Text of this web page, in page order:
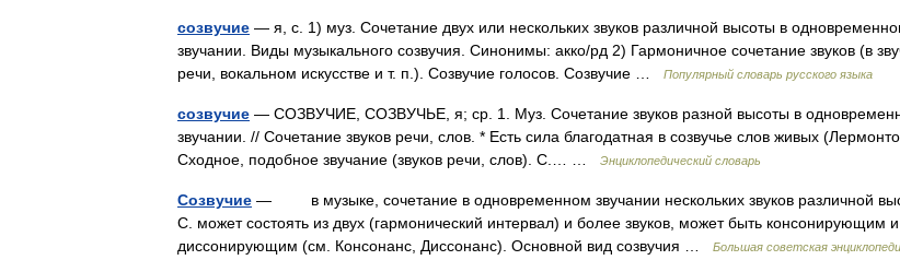
созвучие — я, с. 1) муз. Сочетание двух или нескольких звуков различной высоты в
звучании. Виды музыкального созвучия. Синонимы: акко/рд 2) Гармоничное сочетание звуков (в
речи, вокальном искусстве и т. п.). Созвучие голосов. Созвучие …
Популярный словарь русского языка
созвучие — СОЗВУЧИЕ, СОЗВУЧЬЕ, я; ср. 1. Муз. Сочетание звуков разной высоты в
звучании. // Сочетание звуков речи, слов. * Есть сила благодатная в созвучье слов живых
Сходное, подобное звучание (звуков речи, слов). С.… …
Энциклопедический словарь
Созвучие — в музыке, сочетание в одновременном звучании нескольких звуков различной
С. может состоять из двух (гармонический интервал) и более звуков, может быть консонирующим и
диссонирующим (см. Консонанс, Диссонанс). Основной вид созвучия …
Большая советская